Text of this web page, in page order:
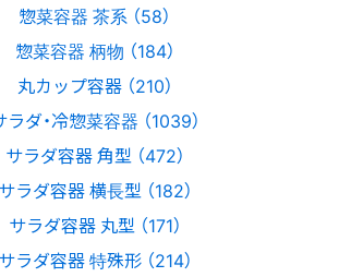
惣菜容器 茶系 （58）
惣菜容器 柄物 （184）
丸カップ容器 （210）
ラダ・冷惣菜容器 （1039）
サラダ容器 角型 （472）
サラダ容器 横長型 （182）
サラダ容器 丸型 （171）
サラダ容器 特殊形 （214）